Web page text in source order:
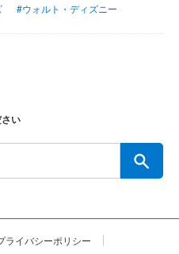
#ウォルト・ディズニー
い
ライバシーポリシー